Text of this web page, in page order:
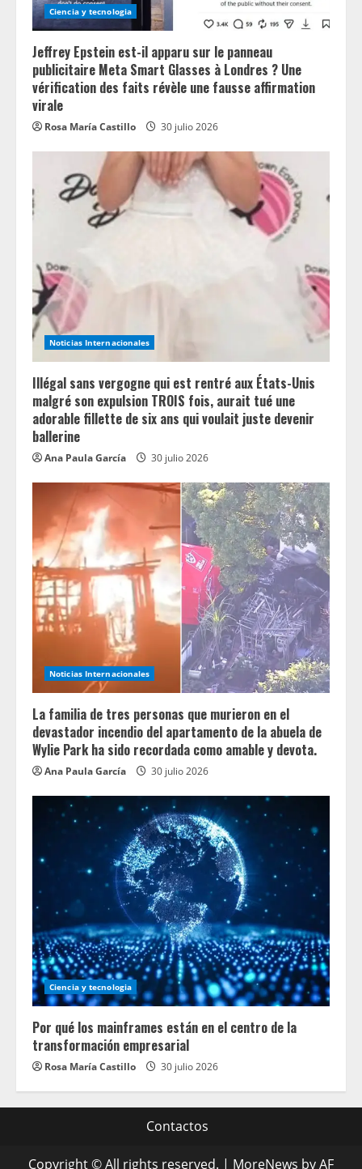
Ciencia y tecnologia
Jeffrey Epstein est-il apparu sur le panneau
publicitaire Meta Smart Glasses à Londres ? Une
vérification des faits révèle une fausse affirmation
virale
Rosa María Castillo 30 julio 2026
Noticias Internacionales
Illégal sans vergogne qui est rentré aux États-Unis
malgré son expulsion TROIS fois, aurait tué une
adorable fillette de six ans qui voulait juste devenir
ballerine
Ana Paula García 30 julio 2026
Noticias Internacionales
La familia de tres personas que murieron en el
devastador incendio del apartamento de la abuela de
Wylie Park ha sido recordada como amable y devota.
Ana Paula García 30 julio 2026
Ciencia y tecnologia
Por qué los mainframes están en el centro de la
transformación empresarial
Rosa María Castillo 30 julio 2026
Contactos
Copyright © All rights reserved. | MoreNews by AF